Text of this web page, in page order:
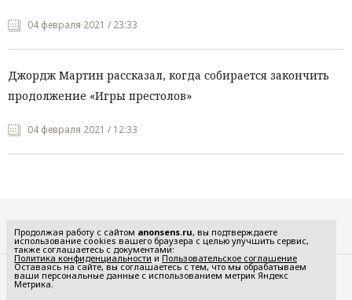
04 февраля 2021 / 23:33
Джордж Мартин рассказал, когда собирается закончить
продолжение «Игры престолов»
04 февраля 2021 / 12:33
Редакция
Реклама
Продолжая работу с сайтом anonsens.ru, вы подтверждаете
использование cookies вашего браузера с целью улучшить сервис,
также соглашаетесь с документами:
Политика конфиденциальности и Пользовательское соглашение
Оставаясь на сайте, вы соглашаетесь с тем, что мы обрабатываем
ваши персональные данные с использованием метрик Яндекс
Метрика.